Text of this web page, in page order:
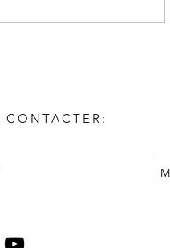
CONTACTER: